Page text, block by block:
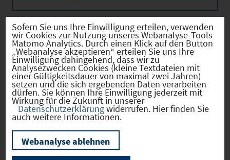
Sozialvers. Beschäftigte
Verkehrsinfrastruktur
Kommunale Infrastruktur
Sofern Sie uns Ihre Einwilligung erteilen, verwenden
wir Cookies zur Nutzung unseres Webanalyse-Tools
Matomo Analytics. Durch einen Klick auf den Button
„Webanalyse akzeptieren“ erteilen Sie uns Ihre
Einwilligung dahingehend, dass wir zu
Analysezwecken Cookies (kleine Textdateien mit
einer Gültigkeitsdauer von maximal zwei Jahren)
setzen und die sich ergebenden Daten verarbeiten
dürfen. Sie können Ihre Einwilligung jederzeit mit
Wirkung für die Zukunft in unserer
Datenschutzerklärungwiderrufen. Hier finden Sie
auch weitere Informationen.
Webanalyse ablehnen